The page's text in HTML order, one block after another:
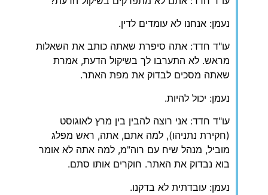
נעמן: אנחנו לא עומדים לדין.
עו"ד חדד: אתה סיפרת שאתה כותב את השאלות
מראש. לא התערבו לך בשיקול הדעת, אמרת
שאתה מסכים לבדוק את מפת האתר.
נעמן: יכול להיות.
עו"ד חדד: אני רוצה להבין בין מרץ לאוגוסט
(חקירת נתניהו), למה אתם, אתה, ראש מפלג
מוביל, מנהל שיח עם רוה"מ, למה אתה לא אומר
בוא נבדוק את האתר. חוקרים אותו סתם.
נעמן: עובדתית לא בדקנו.